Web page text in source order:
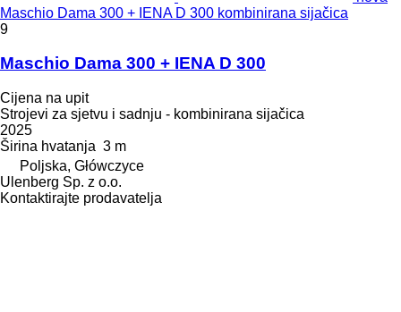
Maschio Dama 300 + IENA D 300 kombinirana sijačica
9
Maschio Dama 300 + IENA D 300
Cijena na upit
Strojevi za sjetvu i sadnju - kombinirana sijačica
2025
Širina hvatanja 3 m
Poljska, Główczyce
Ulenberg Sp. z o.o.
Kontaktirajte prodavatelja